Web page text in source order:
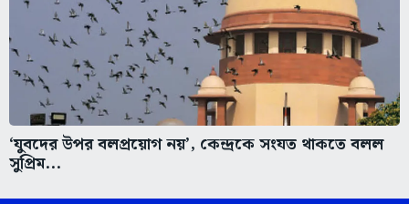
‘যুবদের উপর বলপ্রয়োগ নয়’, কেন্দ্রকে সংযত থাকতে বলল
সুপ্রিম...